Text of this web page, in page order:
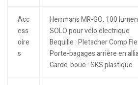
Acc
ess
oire
s
Herrmans MR-GO, 100
SOLO pour vélo électrique
Bequille : Pletscher Comp
Porte-bagages arrière en
Garde-boue : SKS plastique